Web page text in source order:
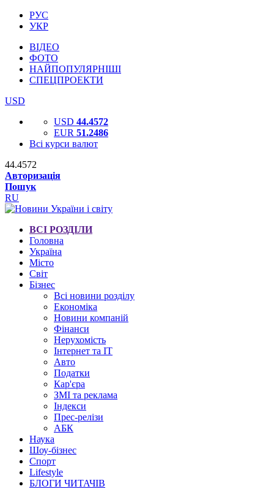
РУС
УКР
ВІДЕО
ФОТО
НАЙПОПУЛЯРНІШІ
СПЕЦПРОЕКТИ
USD
USD 44.4572
EUR 51.2486
Всі курси валют
44.4572
Авторизація
Пошук
RU
ВСІ РОЗДІЛИ
Головна
Україна
Місто
Світ
Бізнес
Всі новини розділу
Економіка
Новини компаній
Фінанси
Нерухомість
Інтернет та IT
Авто
Податки
Кар'єра
ЗМІ та реклама
Індекси
Прес-релізи
АБК
Наука
Шоу-бізнес
Спорт
Lifestyle
БЛОГИ ЧИТАЧІВ